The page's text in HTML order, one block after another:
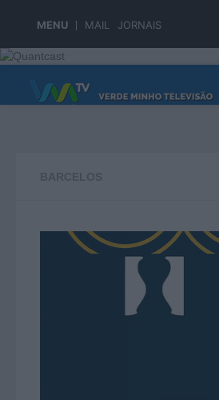
MENU MAIL JORNAIS
Skip to content